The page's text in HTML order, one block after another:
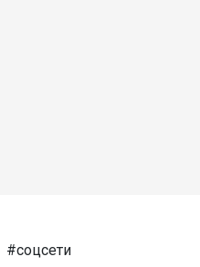
#соцсети